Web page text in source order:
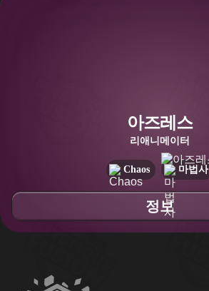
아즈레스
리애니메이터
Chaos 마법사
정보